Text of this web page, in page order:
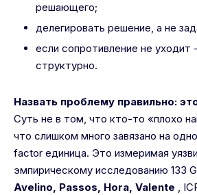
решающего;
делегировать решение, а не
если сопротивление не уходит
структурно.
Назвать проблему правильно:
Суть не в том, что кто-то «плохо
что слишком много завязано на
factor единица. Это измеримая
эмпирическому исследованию 133
Avelino, Passos, Hora, Valente ,